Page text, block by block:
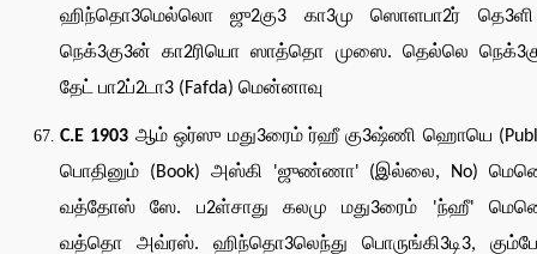
ஹிந்தொ3மெல்லொ ஜு2கு3 கா3மு ஸொளபா2ர் தெ3ளி
நெக்3கு3ன் கா2ரியொ ஸாத்தொ முஸை. தெல்லெ
தேட் பா2ப்2டா3 (Fafda) மென்னாவு
C.E 1903 ஆம் ஒர்ஸு மது3ரைம் ர்ஹீ கு3ஷ்ணி ஹொயெ
பொதினும் (Book) அஸ்கி 'ஜுண்ணா' (இல்லை, No)
வத்தோஸ் ஸே. ப2ள்சாது கலமு மது3ரைம் 'ந்ஹீ'
வத்தொ அவ்ரஸ். ஹிந்தொ3லெந்து பொருங்கி3டி3,